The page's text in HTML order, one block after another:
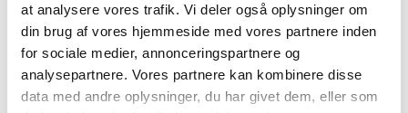
at analysere vores trafik. Vi deler også oplysninger om
din brug af vores hjemmeside med vores partnere inden
for sociale medier, annonceringspartnere og
analysepartnere. Vores partnere kan kombinere disse
data med andre oplysninger, du har givet dem, eller som